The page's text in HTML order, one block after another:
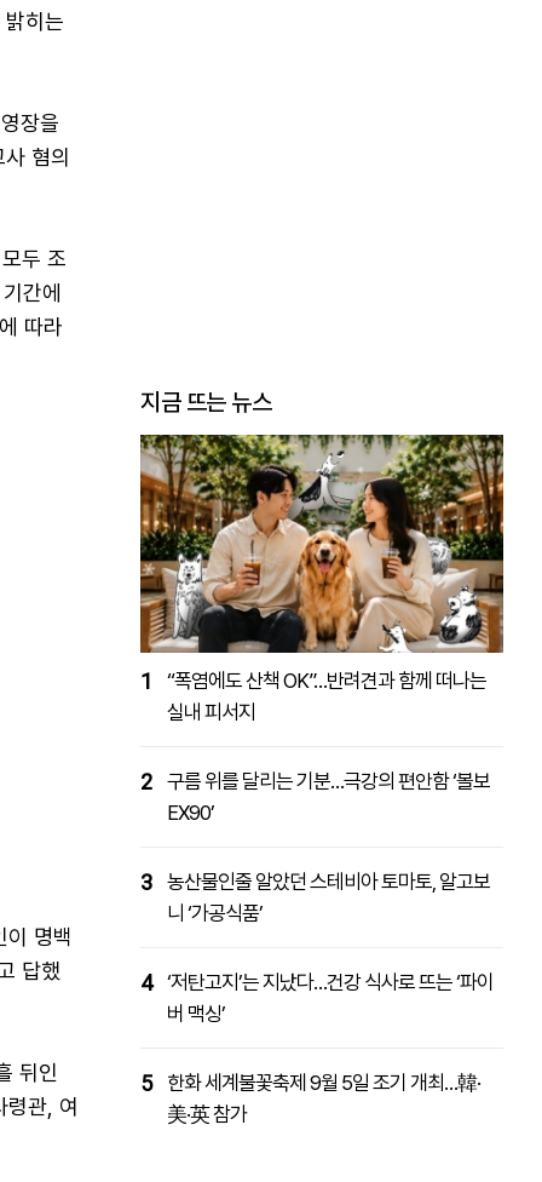
히는
장을
혐의
두 조
간에
따라
이 명백
답했
뒤인
관, 여
지금 뜨는 뉴스
1
“폭염에도 산책 OK”…반려견과 함께 떠나는
실내 피서지
2 구름 위를 달리는 기분…극강의 편안함 ‘볼보
EX90’
3 농산물인줄 알았던 스테비아 토마토, 알고보
니 ‘가공식품’
4 ‘저탄고지’는 지났다…건강 식사로 뜨는 ‘파이
버 맥싱’
5
한화 세계불꽃축제 9월 5일 조기 개최…韓·
美·英 참가